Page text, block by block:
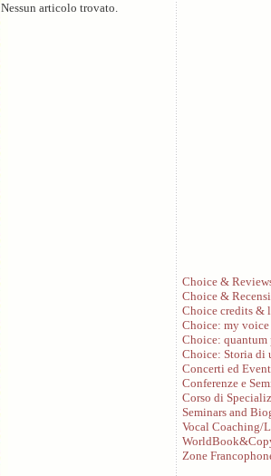
Nessun articolo trovato.
Choice &
Choice &
Choice credits &
Choice: my
Choice: quantum
Choice: Storia di
Concerti ed
Conferenze e
Corso di
Seminars and
Vocal Coaching/
Zone